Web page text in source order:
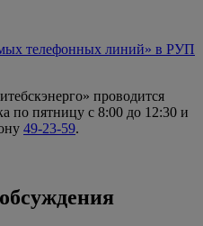
телефонных линий» в РУП
проводится
по пятницу с 8:00 до 12:30 и
49-23-59.